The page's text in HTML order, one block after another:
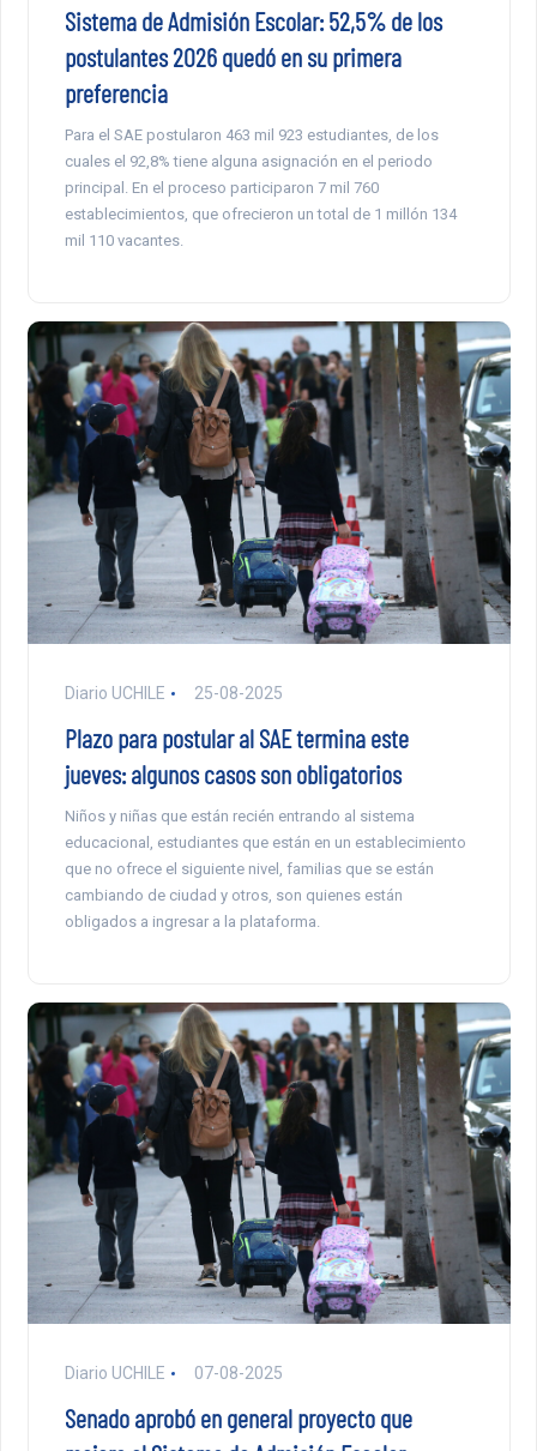
Sistema de Admisión Escolar: 52,5% de los
postulantes 2026 quedó en su primera
preferencia
Para el SAE postularon 463 mil 923 estudiantes, de los
cuales el 92,8% tiene alguna asignación en el periodo
principal. En el proceso participaron 7 mil 760
establecimientos, que ofrecieron un total de 1 millón 134
mil 110 vacantes.
Diario UCHILE 25-08-2025
Plazo para postular al SAE termina este
jueves: algunos casos son obligatorios
Niños y niñas que están recién entrando al sistema
educacional, estudiantes que están en un establecimiento
que no ofrece el siguiente nivel, familias que se están
cambiando de ciudad y otros, son quienes están
obligados a ingresar a la plataforma.
Diario UCHILE 07-08-2025
Senado aprobó en general proyecto que